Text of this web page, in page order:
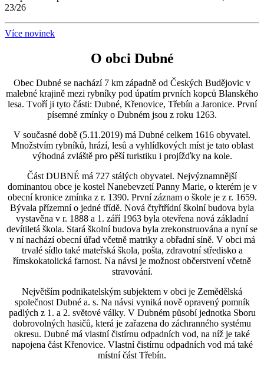
23/26
Více novinek
O obci Dubné
Obec Dubné se nachází 7 km západně od Českých Budějovic v
malebné krajině mezi rybníky pod úpatím prvních kopců Blanského
lesa. Tvoří ji tyto části: Dubné, Křenovice, Třebín a Jaronice. První
písemné zmínky o Dubném jsou z roku 1263.
V současné době (5.11.2019) má Dubné celkem 1616 obyvatel.
Množstvím rybníků, hrází, lesů a vyhlídkových míst je tato oblast
výhodná zvláště pro pěší turistiku i projížďky na kole.
Část DUBNÉ má 727 stálých obyvatel. Nejvýznamnější
dominantou obce je kostel Nanebevzetí Panny Marie, o kterém je v
obecní kronice zmínka z r. 1390. První záznam o škole je z r. 1659.
Bývala přízemní o jedné třídě. Nová čtyřtřídní školní budova byla
vystavěna v r. 1888 a 1. září 1963 byla otevřena nová základní
devítiletá škola. Stará školní budova byla zrekonstruována a nyní se
v ní nachází obecní úřad včetně matriky a obřadní síně. V obci má
trvalé sídlo také mateřská škola, pošta, zdravotní středisko a
římskokatolická farnost. Na návsi je možnost občerstvení včetně
stravování.
Největším podnikatelským subjektem v obci je Zemědělská
společnost Dubné a. s. Na návsi vyniká nově opravený pomník
padlých z 1. a 2. světové války. V Dubném působí jednotka Sboru
dobrovolných hasičů, která je zařazena do záchranného systému
okresu. Dubné má vlastní čistírnu odpadních vod, na níž je také
napojena část Křenovice. Vlastní čistírnu odpadních vod má také
místní část Třebín.